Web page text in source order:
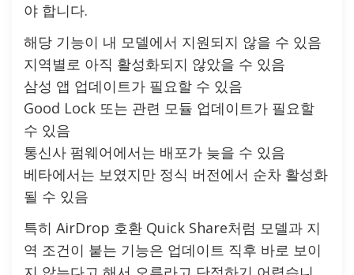
야 합니다.
해당 기능이 내 모델에서 지원되지 않을 수 있음
지역별로 아직 활성화되지 않았을 수 있음
삼성 앱 업데이트가 필요할 수 있음
Good Lock 또는 관련 모듈 업데이트가 필요할
수 있음
통신사 펌웨어에서는 배포가 늦을 수 있음
베타에서는 보였지만 정식 버전에서 순차 활성화
될 수 있음
특히 AirDrop 호환 Quick Share처럼 모델과 지
역 조건이 붙는 기능은 업데이트 직후 바로 보이